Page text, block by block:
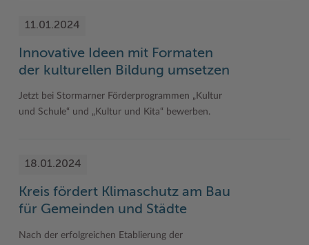
11.01.2024
Innovative Ideen mit Formaten
der kulturellen Bildung umsetzen
Jetzt bei Stormarner Förderprogrammen „Kultur
und Schule“ und „Kultur und Kita“ bewerben.
18.01.2024
Kreis fördert Klimaschutz am Bau
für Gemeinden und Städte
Nach der erfolgreichen Etablierung der